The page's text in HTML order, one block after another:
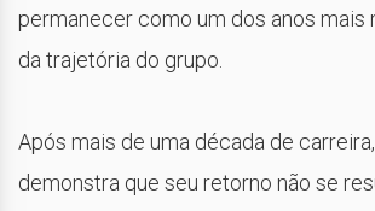
permanecer como um dos anos mais
da trajetória do grupo.
Após mais de uma década de
demonstra que seu retorno não se